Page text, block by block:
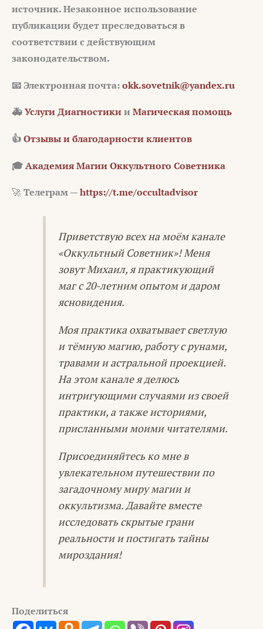
источник. Незаконное использование
публикации будет преследоваться в
соответствии с действующим
законодательством.
📧 Электронная почта:okk.sovetnik@yandex.ru
🚑Услуги ДиагностикииМагическая помощь
👍Отзывы и благодарности клиентов
🎓Академия Магии Оккультного Советника
🚀Телеграм —https://t.me/occultadvisor
Приветствую всех на моём канале
«Оккультный Советник»! Меня
зовут Михаил, я практикующий
маг с 20-летним опытом и даром
ясновидения.
Моя практика охватывает светлую
и тёмную магию, работу с рунами,
травами и астральной проекцией.
На этом канале я делюсь
интригующими случаями из своей
практики, а также историями,
присланными моими читателями.
Присоединяйтесь ко мне в
увлекательном путешествии по
загадочному миру магии и
оккультизма. Давайте вместе
исследовать скрытые грани
реальности и постигать тайны
мироздания!
Поделиться